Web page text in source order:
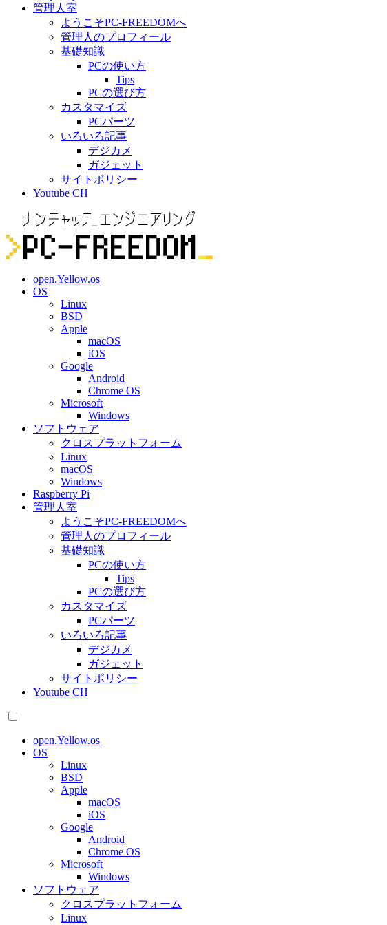
管理人室
ようこそPC-FREEDOMへ
管理人のプロフィール
基礎知識
PCの使い方
Tips
PCの選び方
カスタマイズ
PCパーツ
いろいろ記事
デジカメ
ガジェット
サイトポリシー
Youtube CH
open.Yellow.os
OS
Linux
BSD
Apple
macOS
iOS
Google
Android
Chrome OS
Microsoft
Windows
ソフトウェア
クロスプラットフォーム
Linux
macOS
Windows
Raspberry Pi
管理人室
ようこそPC-FREEDOMへ
管理人のプロフィール
基礎知識
PCの使い方
Tips
PCの選び方
カスタマイズ
PCパーツ
いろいろ記事
デジカメ
ガジェット
サイトポリシー
Youtube CH
open.Yellow.os
OS
Linux
BSD
Apple
macOS
iOS
Google
Android
Chrome OS
Microsoft
Windows
ソフトウェア
クロスプラットフォーム
Linux